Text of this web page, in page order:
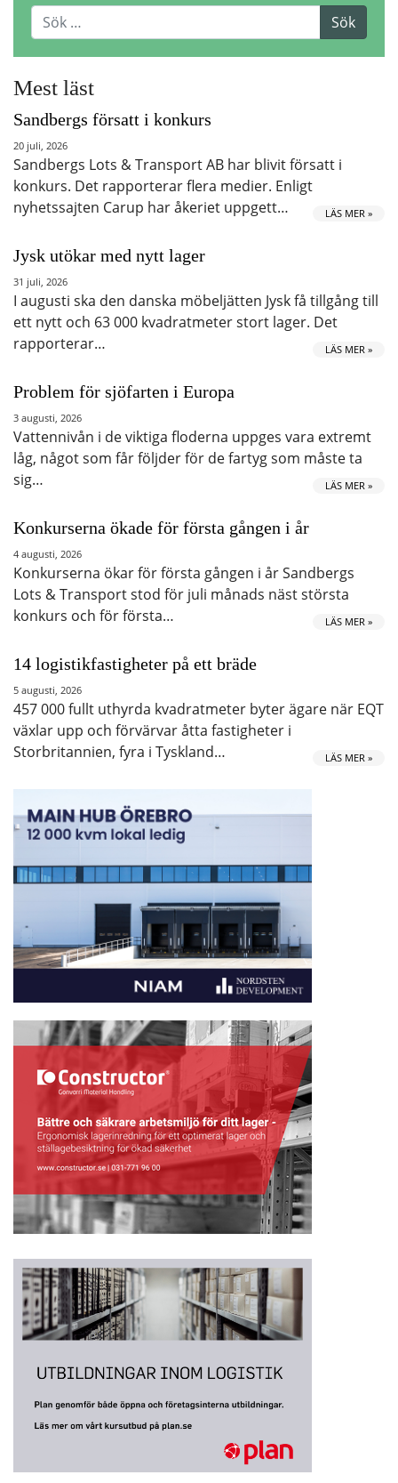
Mest läst
Sandbergs försatt i konkurs
20 juli, 2026
Sandbergs Lots & Transport AB har blivit försatt i
konkurs. Det rapporterar flera medier. Enligt
nyhetssajten Carup har åkeriet uppgett…
LÄS MER »
Jysk utökar med nytt lager
31 juli, 2026
I augusti ska den danska möbeljätten Jysk få tillgång till
ett nytt och 63 000 kvadratmeter stort lager. Det
rapporterar…
LÄS MER »
Problem för sjöfarten i Europa
3 augusti, 2026
Vattennivån i de viktiga floderna uppges vara extremt
låg, något som får följder för de fartyg som måste ta
sig…
LÄS MER »
Konkurserna ökade för första gången i år
4 augusti, 2026
Konkurserna ökar för första gången i år Sandbergs
Lots & Transport stod för juli månads näst största
konkurs och för första…
LÄS MER »
14 logistikfastigheter på ett bräde
5 augusti, 2026
457 000 fullt uthyrda kvadratmeter byter ägare när EQT
växlar upp och förvärvar åtta fastigheter i
Storbritannien, fyra i Tyskland…
LÄS MER »